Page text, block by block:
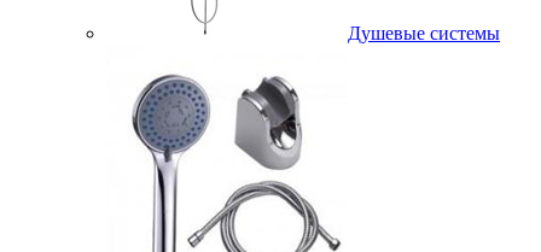
Душевые системы